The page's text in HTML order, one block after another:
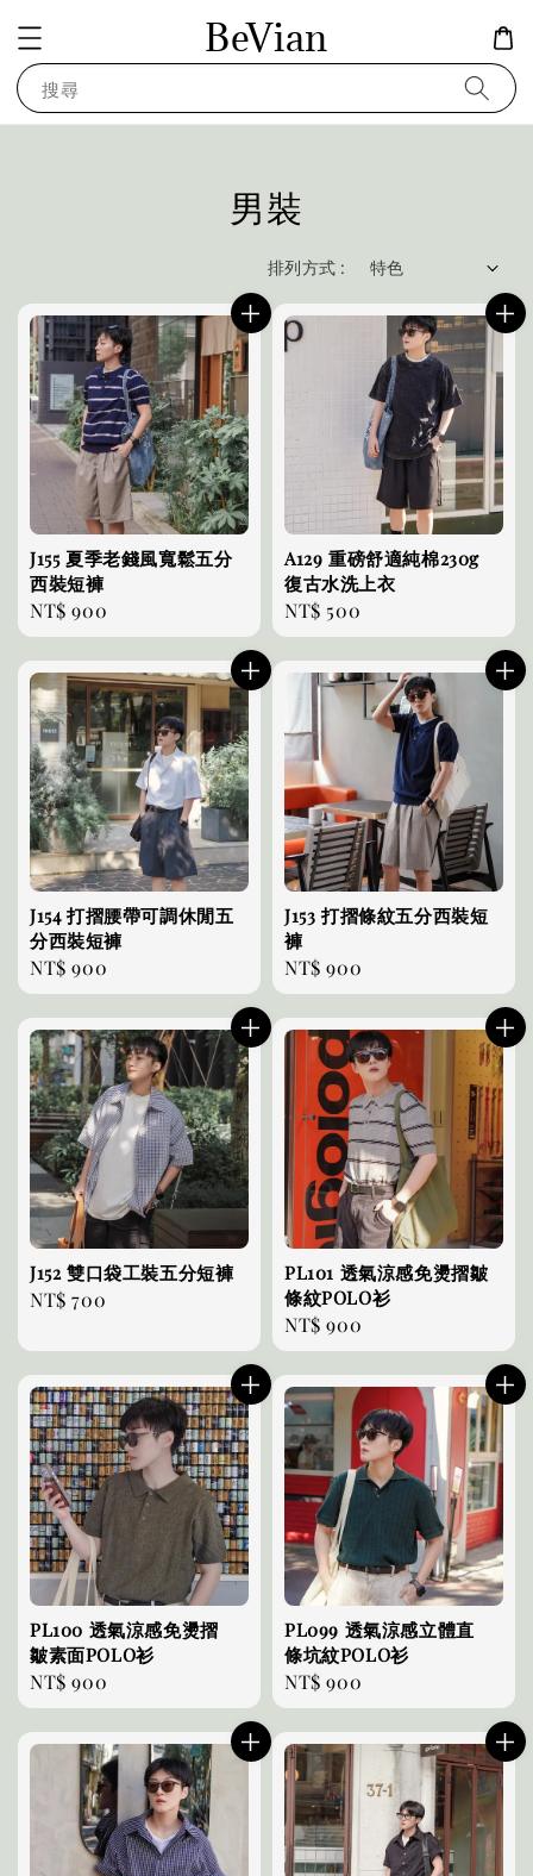
BeVian
搜尋
男裝
排列方式 :
J155 夏季老錢風寬鬆五分
西裝短褲
Regular
price
NT$ 900
A129 重磅舒適純棉230g
復古水洗上衣
Regular
price
NT$ 500
J154 打摺腰帶可調休閒五
分西裝短褲
Regular
price
NT$ 900
J153 打摺條紋五分西裝短
褲
Regular
price
NT$ 900
J152 雙口袋工裝五分短褲
Regular
NT$ 700
PL101 透氣涼感免燙摺皺
條紋POLO衫
Regular
price
NT$ 900
PL100 透氣涼感免燙摺
皺素面POLO衫
Regular
price
NT$ 900
PL099 透氣涼感立體直
條坑紋POLO衫
Regular
price
NT$ 900